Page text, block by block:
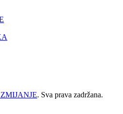
. Sva prava zadržana.